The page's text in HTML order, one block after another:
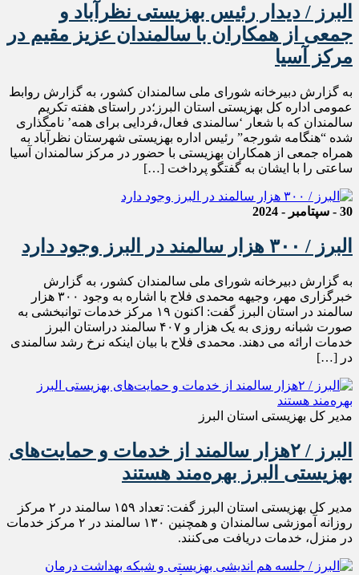
البرز / دیدار رئیس بهزیستی نظرآباد و
جمعی از همکاران با سالمندان عزیز مقیم در
مرکز آسیا
به گزارش دبیرخانه شورای ملی سالمندان کشور، به گزارش روابط
عمومی اداره کل بهزیستی استان البرز؛در راستای هفته تکریم
سالمندان که با شعار ‘سالمندی فعال،فردایی برای همه’ نامگذاری
شده “هنگامه شورجه” رئیس اداره بهزیستی شهرستان نظرآباد به
همراه جمعی از همکاران بهزیستی با حضور در مرکز سالمندان آسیا
ساعتی را با ایشان به گفتگو پرداخت […]
30 - سپتامبر - 2024
البرز / ۳۰۰ هزار سالمند در البرز وجود دارد
به گزارش دبیرخانه شورای ملی سالمندان کشور، به گزارش
خبرگزاری مهر، وجیهه محمدی فلاح با اشاره به وجود ۳۰۰ هزار
سالمند در استان البرز گفت: اکنون ۱۹ مرکز خدمات توانبخشی به
صورت شبانه روزی به یک هزار و ۴۰۷ سالمند دراستان البرز
خدمات ارائه می دهند. محمدی فلاح با بیان اینکه نرخ رشد سالمندی
در […]
مدیر کل بهزیستی استان البرز
البرز / ۲هزار سالمند از خدمات و حمایت‌های
بهزیستی البرز بهره‌مند هستند
مدیر کل بهزیستی استان البرز گفت: تعداد ۱۵۹ سالمند در ۲ مرکز
روزانه آموزشی سالمندان و همچنین ۱۳۰ سالمند در ۲ مرکز خدمات
در منزل، خدمات دریافت می‌کنند.